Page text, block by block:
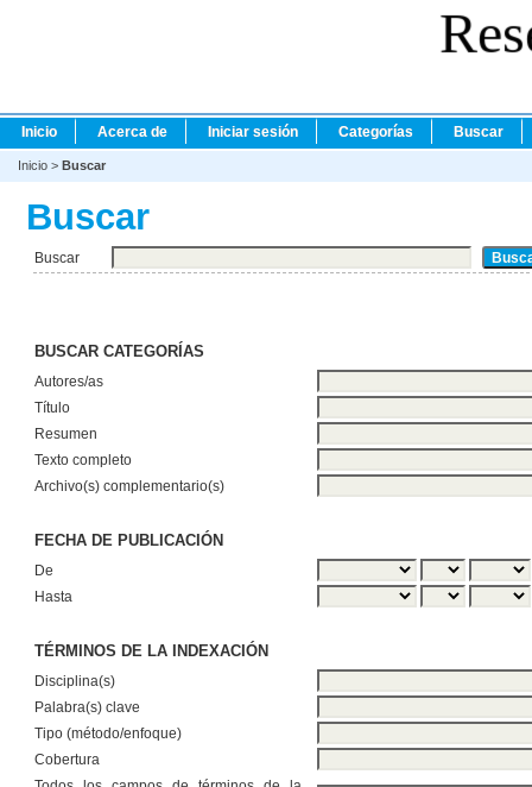
Inicio Acerca de Iniciar sesión Categorías Buscar
Inicio > Buscar
Buscar
Buscar
BUSCAR CATEGORÍAS
Autores/as
Título
Resumen
Texto completo
Archivo(s) complementario(s)
FECHA DE PUBLICACIÓN
De
Hasta
TÉRMINOS DE LA INDEXACIÓN
Disciplina(s)
Palabra(s) clave
Tipo (método/enfoque)
Cobertura